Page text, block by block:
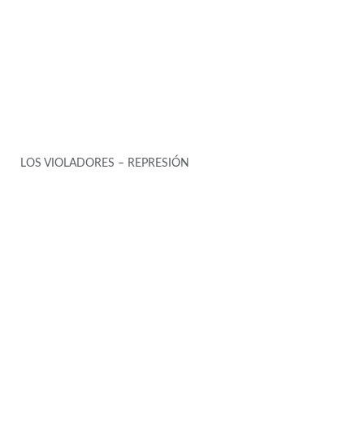
LOS VIOLADORES – REPRESIÓN